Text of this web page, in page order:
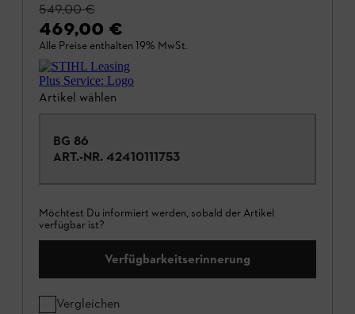
549,00 €
469,00 €
Alle Preise enthalten 19% MwSt.
Artikel wählen
BG 86
ART.-NR. 42410111753
Möchtest Du informiert werden, sobald der Artikel
verfügbar ist?
Verfügbarkeitserinnerung
Vergleichen